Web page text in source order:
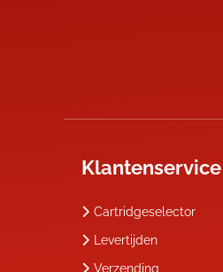
Klantenservice
Cartridgeselector
Levertijden
Verzending